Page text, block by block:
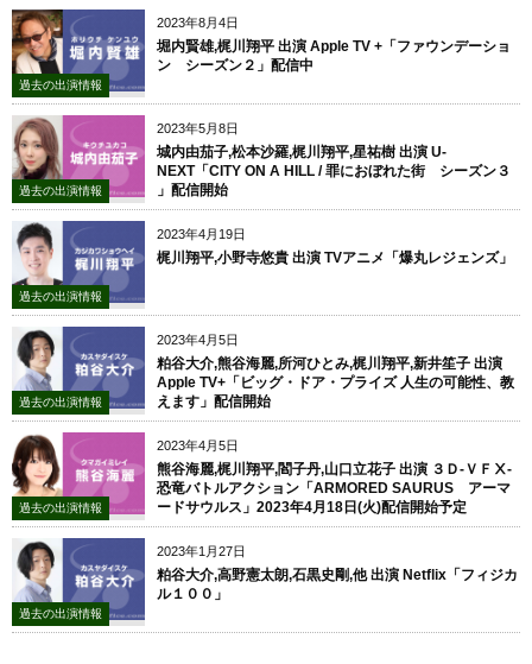
2023年8月4日
過去の出演情報
堀内賢雄,梶川翔平 出演 Apple TV +「ファウンデーショ
ン シーズン２」配信中
2023年5月8日
過去の出演情報
城内由茄子,松本沙羅,梶川翔平,星祐樹 出演 U-
NEXT「CITY ON A HILL / 罪におぼれた街 シーズン３
」配信開始
2023年4月19日
過去の出演情報
梶川翔平,小野寺悠貴 出演 TVアニメ「爆丸レジェンズ」
2023年4月5日
過去の出演情報
粕谷大介,熊谷海麗,所河ひとみ,梶川翔平,新井笙子 出演
Apple TV+「ビッグ・ドア・プライズ 人生の可能性、教
えます」配信開始
2023年4月5日
過去の出演情報
熊谷海麗,梶川翔平,閻子丹,山口立花子 出演 ３Ｄ-ＶＦⅩ-
恐竜バトルアクション「ARMORED SAURUS アーマ
ードサウルス」2023年4月18日(火)配信開始予定
2023年1月27日
過去の出演情報
粕谷大介,高野憲太朗,石黒史剛,他 出演 Netflix「フィジカ
ル１００」